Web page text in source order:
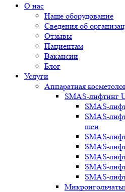
О нас
Наше оборудование
Сведения об
Отзывы
Пациентам
Вакансии
Блог
Услуги
Аппаратная
SMAS-лифтинг
SMAS-
SMAS-
шеи
SMAS-
SMAS-
SMAS-
SMAS-
SMAS-